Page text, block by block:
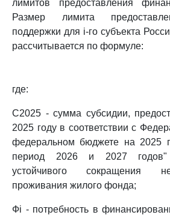
лимитов предоставления
Размер лимита
поддержки для i-го субъекта
рассчитывается по формуле:
где:
C2025 - сумма субсидии,
2025 году в соответствии с
федеральном бюджете на 2025
период 2026 и 2027 годов"
устойчивого сокращения
проживания жилого фонда;
Фi - потребность в